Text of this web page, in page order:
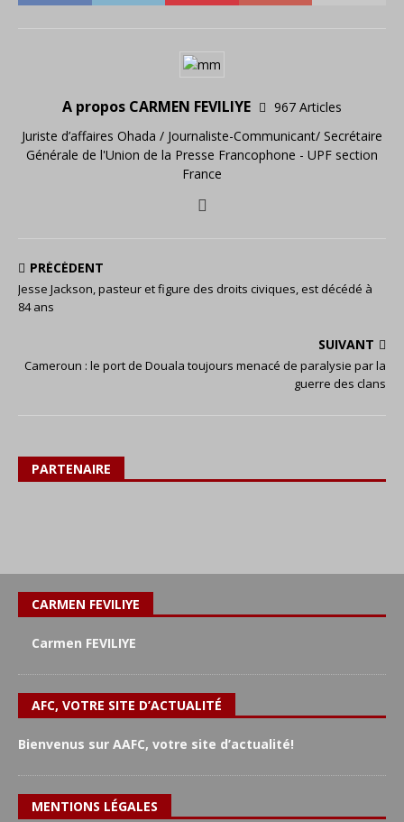
A propos CARMEN FEVILIYE
967 Articles
Juriste d’affaires Ohada / Journaliste-Communicant/ Secrétaire
Générale de l'Union de la Presse Francophone - UPF section
France
PRÉCÉDENT
Jesse Jackson, pasteur et figure des droits civiques, est décédé à
84 ans
SUIVANT
Cameroun : le port de Douala toujours menacé de paralysie par la
guerre des clans
PARTENAIRE
CARMEN FEVILIYE
Carmen FEVILIYE
AFC, VOTRE SITE D’ACTUALITÉ
Bienvenus sur AAFC, votre site d’actualité!
MENTIONS LÉGALES